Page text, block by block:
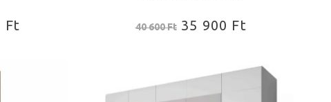
Ft 40 600Ft 35 900 Ft